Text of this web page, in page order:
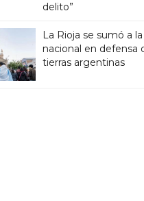
delito”
La Rioja se sumó a
nacional en defensa
tierras argentinas